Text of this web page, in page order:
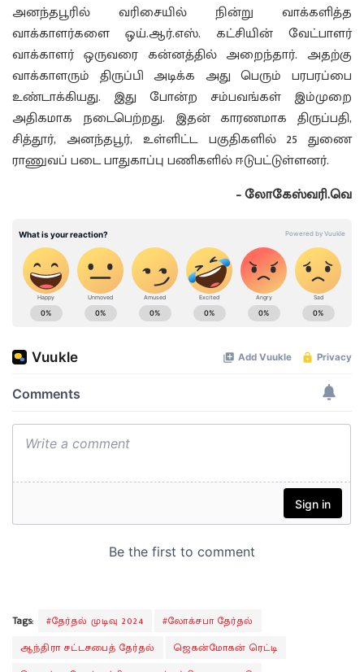
அனந்தபூரில் வரிசையில் நின்று வாக்களித்த
வாக்காளர்களை ஒய்.ஆர்.எஸ். கட்சியின் வேட்பாளர்
வாக்காளர் ஒருவரை கன்னத்தில் அறைந்தார். அதற்கு
வாக்காளரும் திருப்பி அடிக்க அது பெரும் பரபரப்பை
உண்டாக்கியது. இது போன்ற சம்பவங்கள் இம்முறை
அதிகமாக நடைபெற்றது. இதன் காரணமாக திருப்பதி,
சித்தூர், அனந்தபூர், உள்ளிட்ட பகுதிகளில் 25 துணை
ராணுவப் படை பாதுகாப்பு பணிகளில் ஈடுபட்டுள்ளனர்.
– லோகேஸ்வரி.வெ
Tags: #தேர்தல் முடிவு 2024
#லோக்சபா தேர்தல்
ஆந்திரா சட்டசபைத் தேர்தல்
ஜெகன்மோகன் ரெட்டி